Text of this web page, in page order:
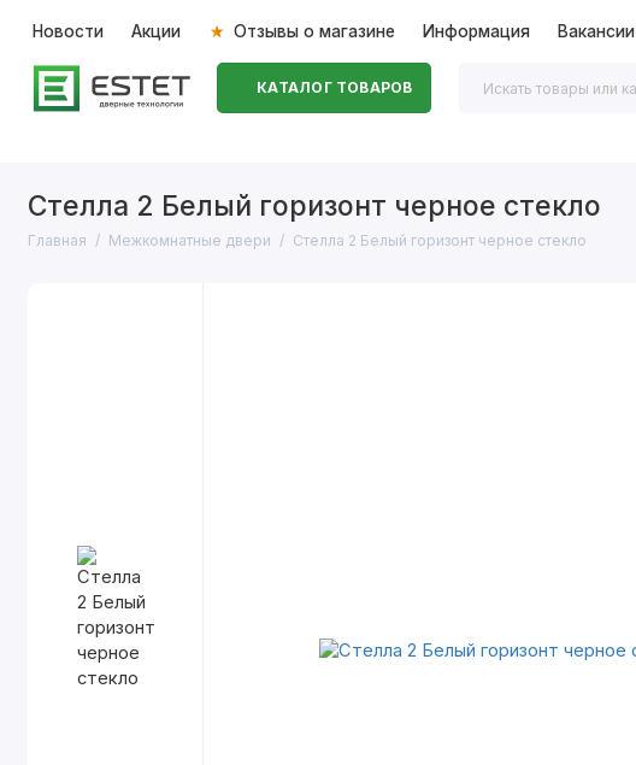
Новости Акции Отзывы о магазине Информация Вакансии
КАТАЛОГ ТОВАРОВ
Стелла 2 Белый горизонт черное стекло
Главная Межкомнатные двери Стелла 2 Белый горизонт черное стекло